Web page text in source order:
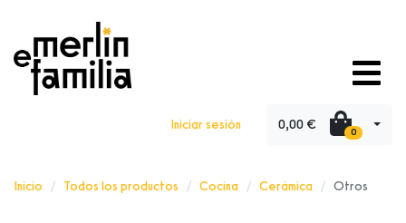
Iniciar sesión 0,00 € 0
Inicio Todos los productos Cocina Cerámica Otros